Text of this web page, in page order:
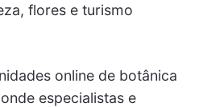
flores e turismo
online de botânica
especialistas e